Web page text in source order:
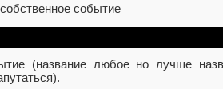
событие
(название любое но лучше